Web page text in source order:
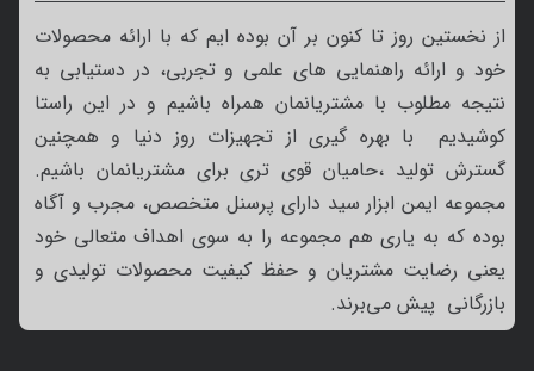
از نخستین روز تا کنون بر آن بوده ایم که با ارائه محصولات
خود و ارائه راهنمایی های علمی و تجربی، در دستیابی به
نتیجه مطلوب با مشتریانمان همراه باشیم و در این راستا
کوشیدیم با بهره گیری از تجهیزات روز دنیا و همچنین
گسترش تولید ،حامیان قوی تری برای مشتریانمان باشیم.
مجموعه ایمن ابزار سید دارای پرسنل متخصص، مجرب و آگاه
بوده که به یاری هم مجموعه را به سوی اهداف متعالی خود
یعنی رضایت مشتریان و حفظ کیفیت محصولات تولیدی و
بازرگانی پیش می‌برند.